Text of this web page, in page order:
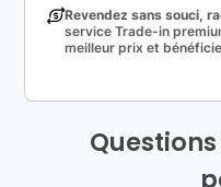
Revendez sans souci,
service Trade-in
meilleur prix et